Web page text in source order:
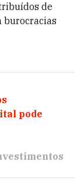
de
burocracias
pode